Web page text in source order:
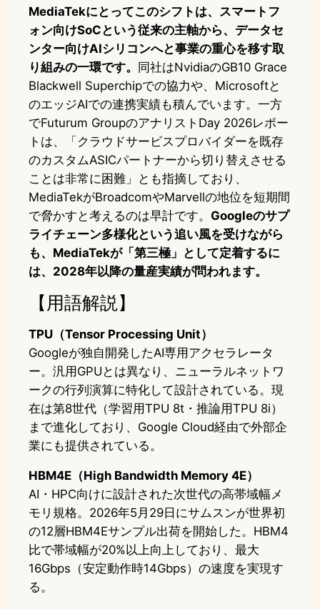
MediaTekにとってこのシフトは、スマートフ
ォン向けSoCという従来の主軸から、データセ
ンター向けAIシリコンへと事業の重心を移す取
り組みの一環です。 同社はNvidiaのGB10 Grace
Blackwell Superchipでの協力や、Microsoftと
のエッジAIでの連携実績も積んでいます。一方
でFuturum GroupのアナリストDay 2026レポー
トは、「クラウドサービスプロバイダーを既存
のカスタムASICパートナーから切り替えさせる
ことは非常に困難」とも指摘しており、
MediaTekがBroadcomやMarvellの地位を短期間
で脅かすと考えるのは早計です。 Googleのサプ
ライチェーン多様化という追い風を受けながら
も、MediaTekが「第三極」として定着するに
は、2028年以降の量産実績が問われます。
【用語解説】
TPU（Tensor Processing Unit）
Googleが独自開発したAI専用アクセラレータ
ー。汎用GPUとは異なり、ニューラルネットワ
ークの行列演算に特化して設計されている。現
在は第8世代（学習用TPU 8t・推論用TPU 8i）
まで進化しており、Google Cloud経由で外部企
業にも提供されている。
HBM4E（High Bandwidth Memory 4E）
AI・HPC向けに設計された次世代の高帯域幅メ
モリ規格。2026年5月29日にサムスンが世界初
の12層HBM4Eサンプル出荷を開始した。HBM4
比で帯域幅が20%以上向上しており、最大
16Gbps（安定動作時14Gbps）の速度を実現す
る。